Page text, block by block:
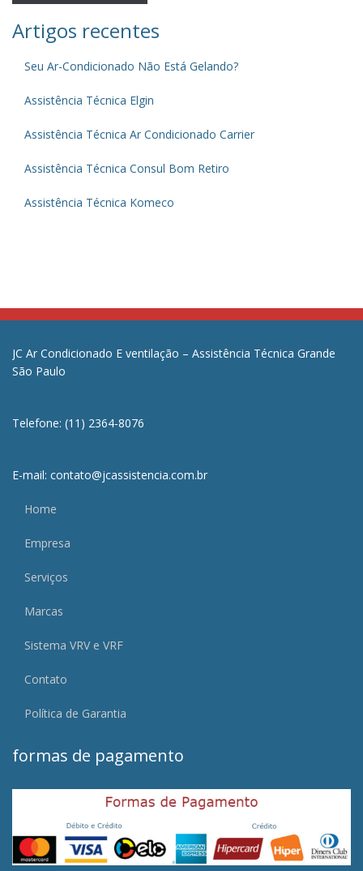
Artigos recentes
Seu Ar-Condicionado Não Está Gelando?
Assistência Técnica Elgin
Assistência Técnica Ar Condicionado Carrier
Assistência Técnica Consul Bom Retiro
Assistência Técnica Komeco
JC Ar Condicionado E ventilação – Assistência Técnica Grande
São Paulo
Telefone: (11) 2364-8076
E-mail: contato@jcassistencia.com.br
Home
Empresa
Serviços
Marcas
Sistema VRV e VRF
Contato
Política de Garantia
formas de pagamento